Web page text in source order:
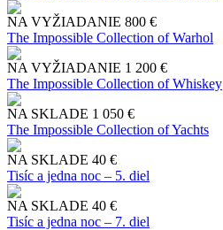
NA VYŽIADANIE 800 €
The Impossible Collection of Warhol
NA VYŽIADANIE 1 200 €
The Impossible Collection of Whiskey
NA SKLADE 1 050 €
The Impossible Collection of Yachts
NA SKLADE 40 €
Tisíc a jedna noc – 5. diel
NA SKLADE 40 €
Tisíc a jedna noc – 7. diel